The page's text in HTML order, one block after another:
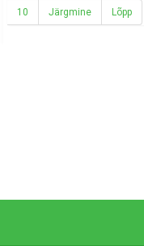
10 Järgmine Lõpp